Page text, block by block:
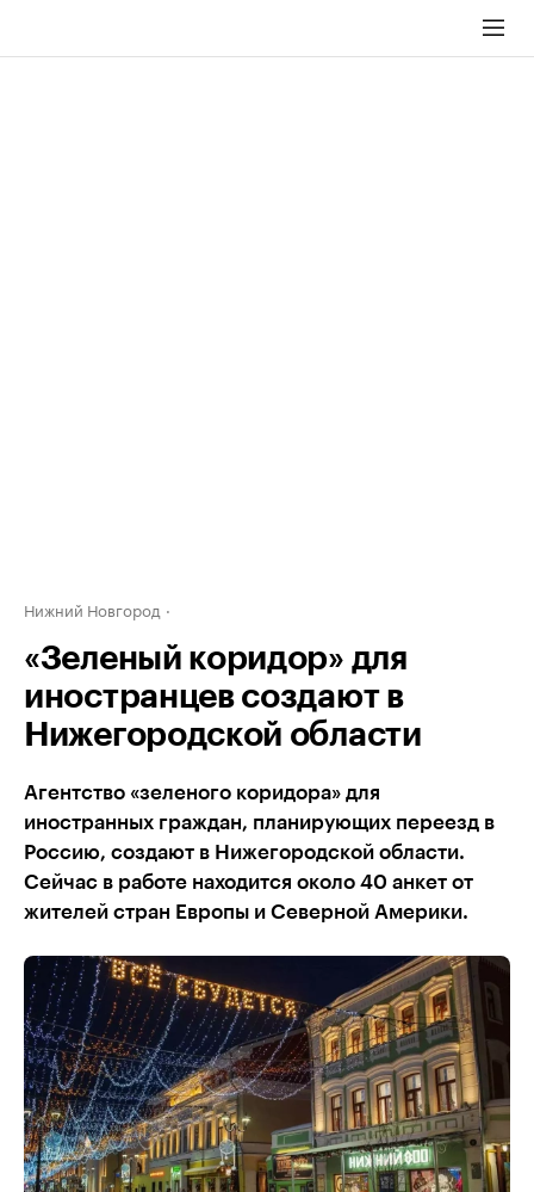
Нижний Новгород
«Зеленый коридор» для
иностранцев создают в
Нижегородской области
Агентство «зеленого коридора» для
иностранных граждан, планирующих переезд в
Россию, создают в Нижегородской области.
Сейчас в работе находится около 40 анкет от
жителей стран Европы и Северной Америки.